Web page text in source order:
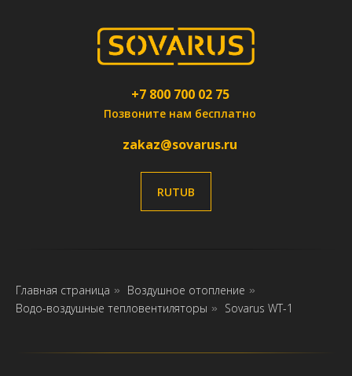
+7 800 700 02 75
Позвоните нам бесплатно
zakaz@sovarus.ru
RUTUB
Главная страница » Воздушное отопление »
Водо-воздушные тепловентиляторы » Sovarus WT-1